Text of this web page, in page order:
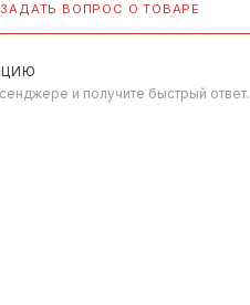
ЗАДАТЬ ВОПРОС О ТОВАРЕ
и получите быстрый ответ.